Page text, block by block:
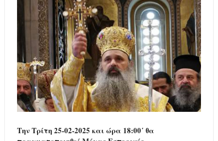
Tην Τρίτη 25-02-2025 και ώρα 18:00΄ θα